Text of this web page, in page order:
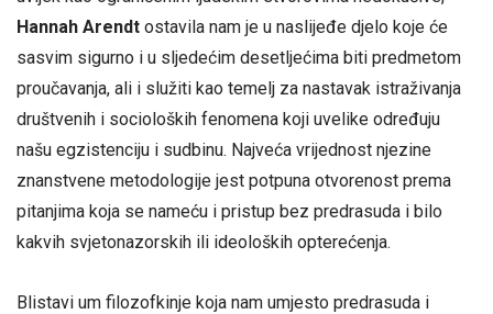
Hannah Arendt ostavila nam je u naslijeđe djelo koje će
sasvim sigurno i u sljedećim desetljećima biti predmetom
proučavanja, ali i služiti kao temelj za nastavak istraživanja
društvenih i socioloških fenomena koji uvelike određuju
našu egzistenciju i sudbinu. Najveća vrijednost njezine
znanstvene metodologije jest potpuna otvorenost prema
pitanjima koja se nameću i pristup bez predrasuda i bilo
kakvih svjetonazorskih ili ideoloških opterećenja.
Blistavi um filozofkinje koja nam umjesto predrasuda i